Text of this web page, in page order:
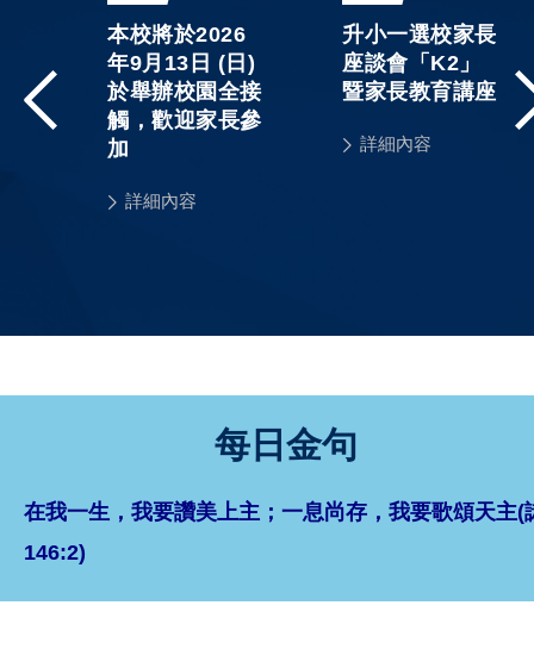
本校將於2026
年9月13日 (日)
於舉辦校園全接
觸，歡迎家長參
加
詳細內容
升小一選校家長
座談會「K2」
暨家長教育講座
詳細內容
每日金句
在我一生，我要讚美上主；一息尚存，我要歌頌天主(
146:2)